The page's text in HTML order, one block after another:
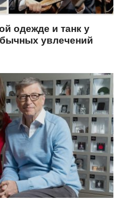
одежде и танк у
увлечений